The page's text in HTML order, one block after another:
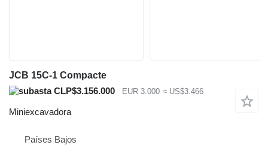
JCB 15C-1 Compacte
CLP$3.156.000
EUR 3.000 ≈ US$3.466
Miniexcavadora
Países Bajos